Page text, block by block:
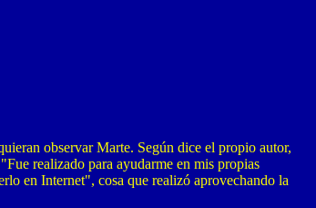
observar Marte. Según dice el propio autor,
realizado para ayudarme en mis propias
en Internet", cosa que realizó aprovechando la